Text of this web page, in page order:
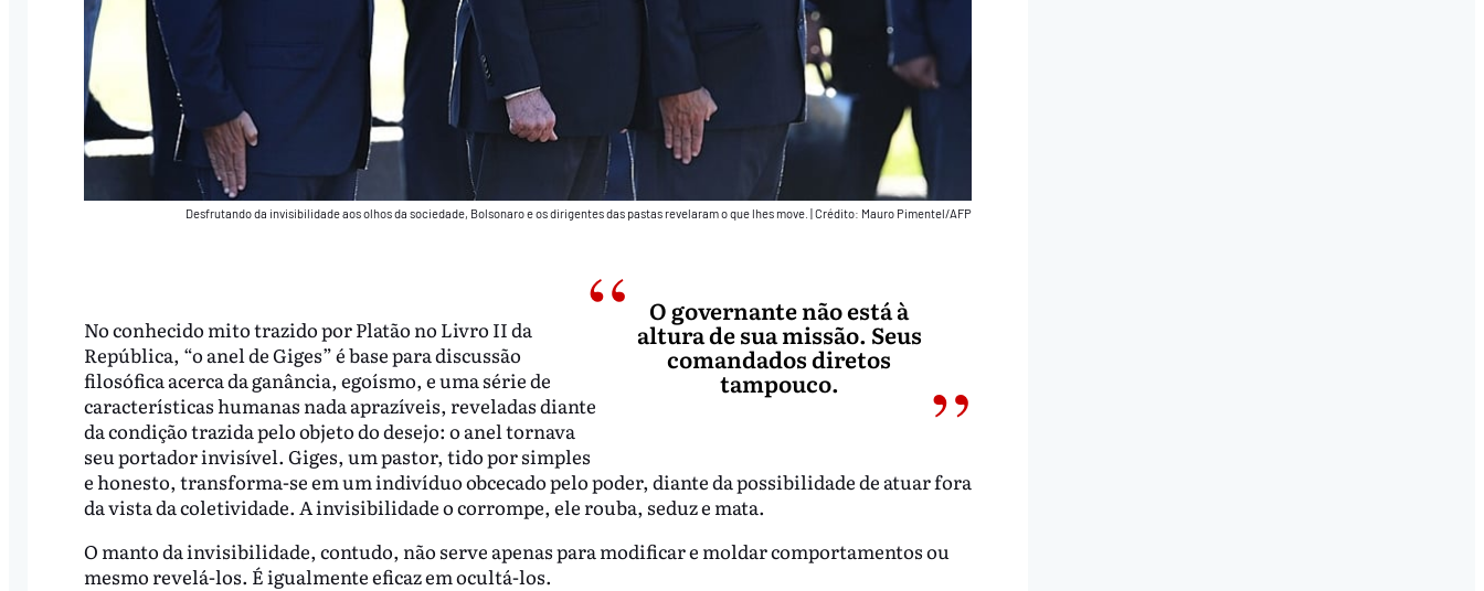
Desfrutando da invisibilidade aos olhos da sociedade, Bolsonaro e os dirigentes das pastas revelaram o que lhes move. Crédito: Mauro Pimentel/AFP
O governante não está à
altura de sua missão. Seus
comandados diretos
tampouco.
No conhecido mito trazido por Platão no Livro II da
República, “o anel de Giges” é base para discussão
filosófica acerca da ganância, egoísmo, e uma série de
características humanas nada aprazíveis, reveladas diante
da condição trazida pelo objeto do desejo: o anel tornava
seu portador invisível. Giges, um pastor, tido por simples
e honesto, transforma-se em um indivíduo obcecado pelo poder, diante da possibilidade de atuar fora
da vista da coletividade. A invisibilidade o corrompe, ele rouba, seduz e mata.
O manto da invisibilidade, contudo, não serve apenas para modificar e moldar comportamentos ou
mesmo revelá-los. É igualmente eficaz em ocultá-los.